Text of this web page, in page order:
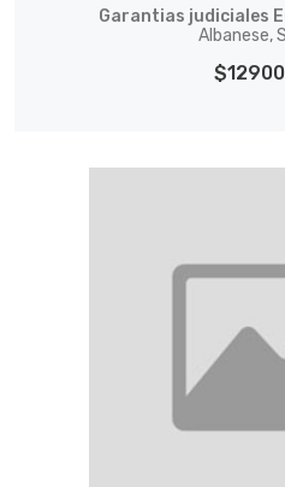
Garantias judiciales
Albanese,